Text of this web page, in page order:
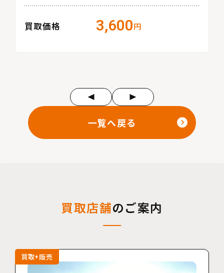
買取価格 3,600円
一覧へ戻る
買取店舗のご案内
買取+販売